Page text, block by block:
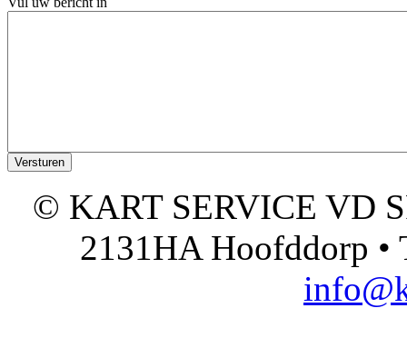
© KART SERVICE VD
2131HA Hoofddorp •